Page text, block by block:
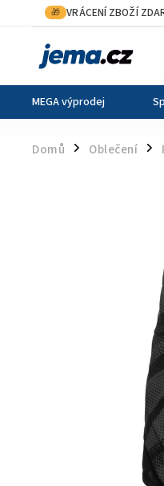
🎁 VRÁCENÍ ZBOŽÍ
MEGA výprodej
Domů / Oblečení /